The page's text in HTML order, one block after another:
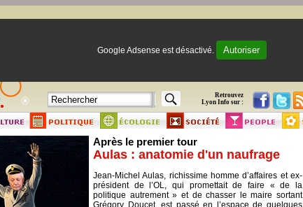
Google Adsense est désactivé. Autoriser
Retrouvez
Lyon Info sur :
Après le premier tour
Aulas : anatomie d'un naufrage
Jean-Michel Aulas, richissime homme d’affaires et ex-
président de l’OL, qui promettait de faire « de la
politique autrement » et de chasser le maire sortant
Grégory Doucet, est passé en l’espace de quelques